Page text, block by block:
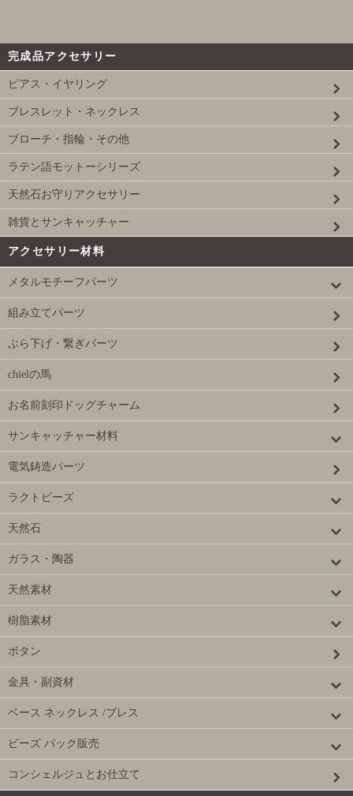
完成品アクセサリー
ピアス・イヤリング
ブレスレット・ネックレス
ブローチ・指輪・その他
ラテン語モットーシリーズ
天然石お守りアクセサリー
雑貨とサンキャッチャー
アクセサリー材料
メタルモチーフパーツ
組み立てパーツ
ぶら下げ・繋ぎパーツ
chielの馬
お名前刻印ドッグチャーム
サンキャッチャー材料
電気鋳造パーツ
ラクトビーズ
天然石
ガラス・陶器
天然素材
樹脂素材
ボタン
金具・副資材
ベース ネックレス /ブレス
ビーズ パック販売
コンシェルジュとお仕立て